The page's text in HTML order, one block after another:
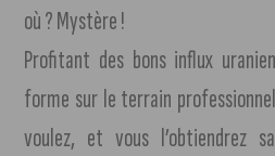
où ? Mystère !
Profitant des bons influx
forme sur le terrain
voulez, et vous l’obtiendrez